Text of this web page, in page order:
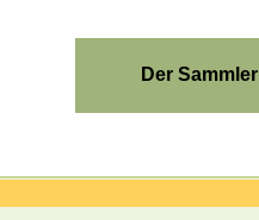
Der